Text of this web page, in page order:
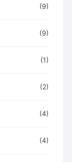
(9)
(9)
(1)
(2)
(4)
(4)